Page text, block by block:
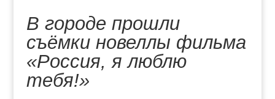
В городе прошли
съёмки новеллы фильма
«Россия, я люблю
тебя!»